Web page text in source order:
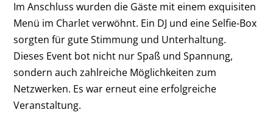
Im Anschluss wurden die Gäste mit einem exquisiten
Menü im Charlet verwöhnt. Ein DJ und eine Selfie-Box
sorgten für gute Stimmung und Unterhaltung.
Dieses Event bot nicht nur Spaß und Spannung,
sondern auch zahlreiche Möglichkeiten zum
Netzwerken. Es war erneut eine erfolgreiche
Veranstaltung.